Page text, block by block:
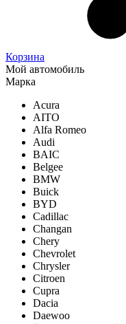
Корзина
Мой автомобиль
Марка
Acura
AITO
Alfa Romeo
Audi
BAIC
Belgee
BMW
Buick
BYD
Cadillac
Changan
Chery
Chevrolet
Chrysler
Citroen
Cupra
Dacia
Daewoo